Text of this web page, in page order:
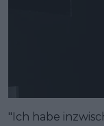
"Ich habe